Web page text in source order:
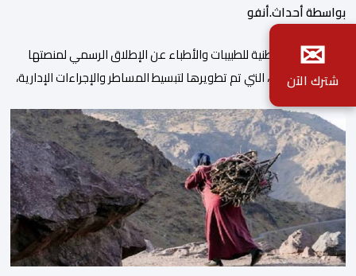
بواسطة أحداث.أنفو
أعلنت الهيئة الوطنية للطبيبات والأطباء عن الإطلاق الرسمي لمنصتها
الرقمية الجديدة، التي تم تطويرها لتبسيط المساطر والإجراءات الإدارية،
وتحسين جودة الخدمات المقدمة للأطباء، وتعزيز التواصل بين الأطباء
والمجالس الجهوية للهيئة إلى جانب الهيئة الوطنية. وذكر بلاغ للهيئة أن
هذه المنصة، التي تم إطلاقها في إطار استراتيجيتها الرامية إلى التحديث
والتحول الرقمي، تشكل خطوة مهمة في […]
✉
شترك الآن